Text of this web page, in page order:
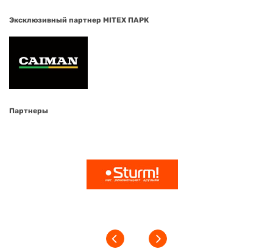
Эксклюзивный партнер MITEX ПАРК
Партнеры